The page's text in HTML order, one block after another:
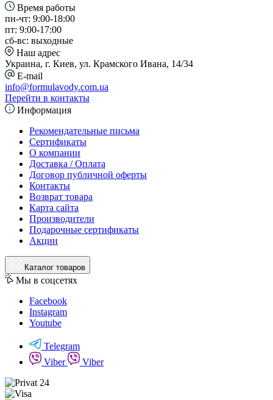
Время работы
пн-чт: 9:00-18:00
пт: 9:00-17:00
сб-вс: выходные
Наш адрес
Украина, г. Киев, ул. Крамского Ивана, 14/34
E-mail
info@formulavody.com.ua
Перейти в контакты
Информация
Рекомендательные письма
Сертификаты
О компании
Доставка / Оплата
Договор публичной оферты
Контакты
Возврат товара
Карта сайта
Производители
Подарочные сертификаты
Акции
Каталог товаров
Мы в соцсетях
Facebook
Instagram
Youtube
Telegram
Viber
Viber